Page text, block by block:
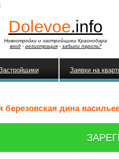
Dolevoe.info
Новостройки и застройщики Краснодара
вход- регистрация- забыли пароль?
Заявки на
березовская дина